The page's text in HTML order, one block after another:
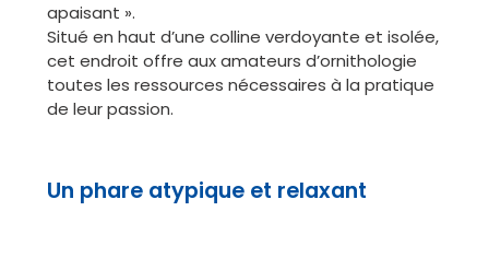
apaisant ».
Situé en haut d’une colline verdoyante et isolée,
cet endroit offre aux amateurs d’ornithologie
toutes les ressources nécessaires à la pratique
de leur passion.
Un phare atypique et relaxant